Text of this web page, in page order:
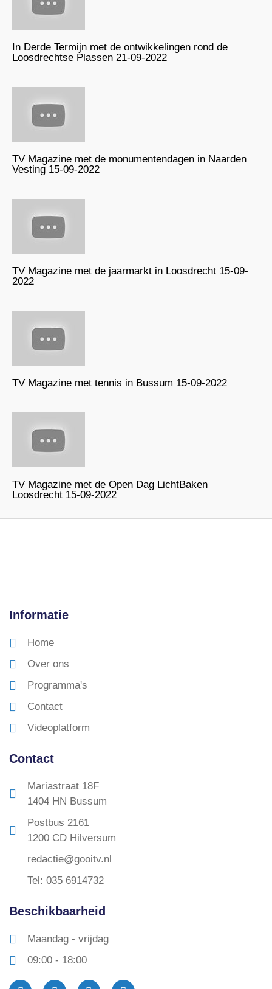
In Derde Termijn met de ontwikkelingen rond de
Loosdrechtse Plassen 21-09-2022
TV Magazine met de monumentendagen in Naarden
Vesting 15-09-2022
TV Magazine met de jaarmarkt in Loosdrecht 15-09-
2022
TV Magazine met tennis in Bussum 15-09-2022
TV Magazine met de Open Dag LichtBaken
Loosdrecht 15-09-2022
Informatie
Home
Over ons
Programma's
Contact
Videoplatform
Contact
Mariastraat 18F
1404 HN Bussum
Postbus 2161
1200 CD Hilversum
redactie@gooitv.nl
Tel: 035 6914732
Beschikbaarheid
Maandag - vrijdag
09:00 - 18:00